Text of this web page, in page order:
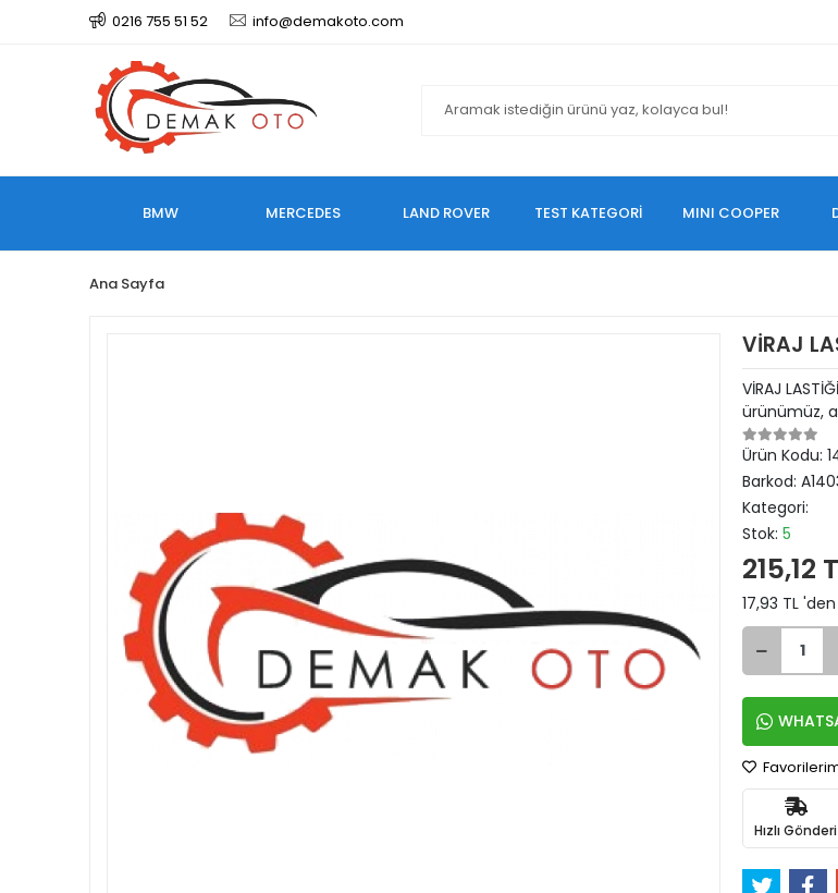
0216 755 51 52 info@demakoto.com
BMW MERCEDES LAND ROVER TEST KATEGORİ MINI COOPER
Ana Sayfa
VİRAJ
VİRAJ
ürünümüz,
Ürün Kodu:
Barkod:
Kategori:
Stok: 5
215,12
17,93 TL
Hızlı Gönderi